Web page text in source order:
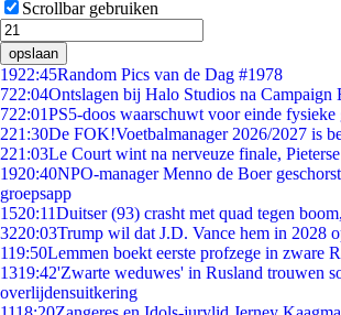
Scrollbar gebruiken
opslaan
1922:45Random Pics van de Dag #1978
722:04Ontslagen bij Halo Studios na Campaign
722:01PS5-doos waarschuwt voor einde fysieke
221:30De FOK!Voetbalmanager 2026/2027 is
221:03Le Court wint na nerveuze finale,
1920:40NPO-manager Menno de Boer
groepsapp
1520:11Duitser (93) crasht met quad tegen
3220:03Trump wil dat J.D. Vance hem in 2028
119:50Lemmen boekt eerste profzege in zware
1319:42'Zwarte weduwes' in Rusland trouwen
overlijdensuitkering